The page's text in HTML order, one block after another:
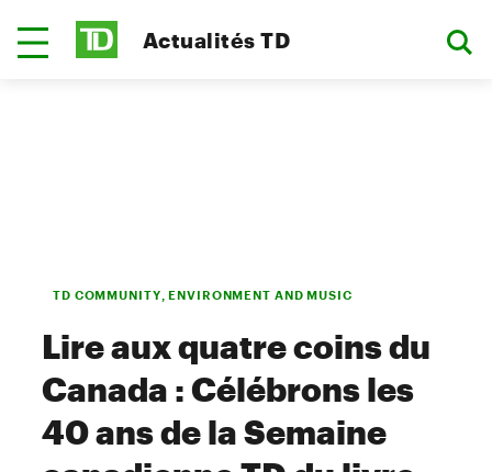
Actualités TD
TD COMMUNITY, ENVIRONMENT AND MUSIC
Lire aux quatre coins du
Canada : Célébrons les
40 ans de la Semaine